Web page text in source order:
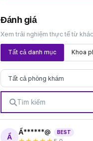
Đánh giá
Xem trải nghiệm thực tế từ
Tất cả danh mục Khoa
Ẩ
Ẩ******@ BEST